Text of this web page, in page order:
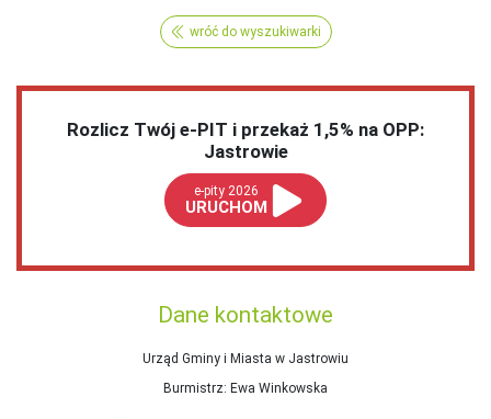
wróć do wyszukiwarki
Rozlicz Twój e-PIT i przekaż 1,5% na OPP:
Jastrowie
e-pity 2026
URUCHOM
Dane kontaktowe
Urząd Gminy i Miasta w Jastrowiu
Burmistrz: Ewa Winkowska